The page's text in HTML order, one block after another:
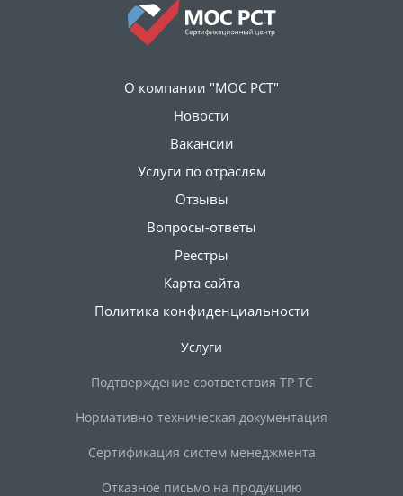
О компании "МОС РСТ"
Новости
Вакансии
Услуги по отраслям
Отзывы
Вопросы-ответы
Реестры
Карта сайта
Политика конфиденциальности
Услуги
Подтверждение соответствия ТР ТС
Нормативно-техническая документация
Сертификация систем менеджмента
Отказное письмо на продукцию